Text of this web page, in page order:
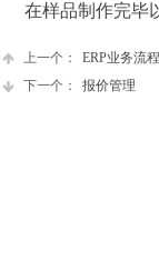
在样品制作完毕
上一个：
ERP业务流程
下一个：
报价管理